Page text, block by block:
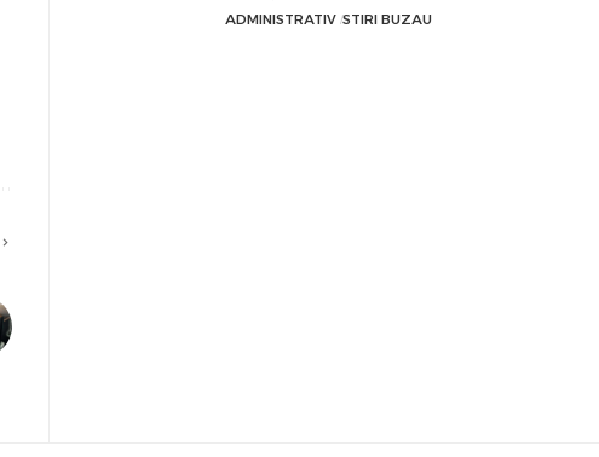
ADMINISTRATIV STIRI BUZAU